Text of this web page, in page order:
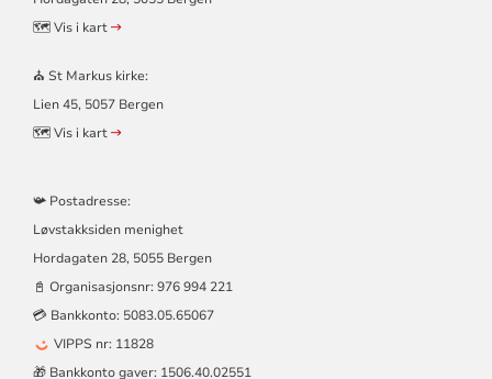
🗺️ Vis i kart
⛪ St Markus kirke:
Lien 45, 5057 Bergen
🗺️ Vis i kart
📯 Postadresse:
Løvstakksiden menighet
Hordagaten 28, 5055 Bergen
📓 Organisasjonsnr: 976 994 221
💳 Bankkonto: 5083.05.65067
VIPPS nr: 11828
🎁 Bankkonto gaver: 1506.40.02551